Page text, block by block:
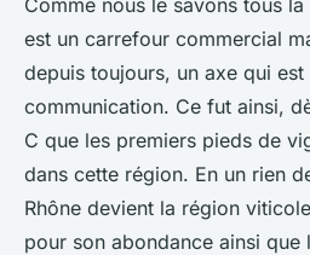
est un carrefour commercial
depuis toujours, un axe qui est
communication. Ce fut ainsi,
C que les premiers pieds de
dans cette région. En un rien
Rhône devient la région
pour son abondance ainsi que